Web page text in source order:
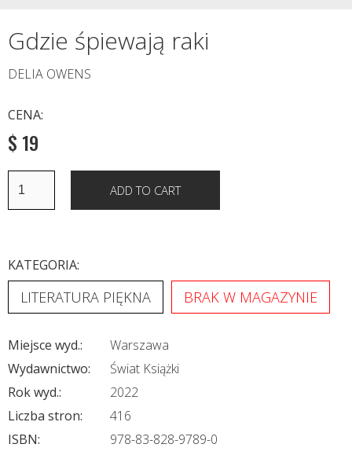
Gdzie śpiewają raki
DELIA OWENS
CENA:
$ 19
KATEGORIA:
LITERATURA PIĘKNA BRAK W MAGAZYNIE
Miejsce wyd.:
Warszawa
Wydawnictwo:
Świat Książki
Rok wyd.:
2022
Liczba stron:
416
ISBN:
978-83-828-9789-0